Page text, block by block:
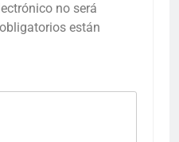
no será
están